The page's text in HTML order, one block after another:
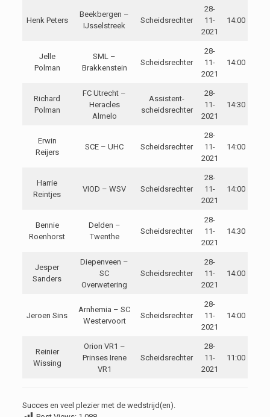
Henk Peters
Beekbergen –
IJsselstreek
Scheidsrechter
28-
11-
2021
14:00
Jelle
Polman
SML –
Brakkenstein
Scheidsrechter
28-
11-
2021
14:00
Richard
Polman
FC Utrecht –
Heracles
Almelo
Assistent-
scheidsrechter
28-
11-
2021
14:30
Erwin
Reijers
SCE – UHC Scheidsrechter
28-
11-
2021
14:00
Harrie
Reintjes
VIOD – WSV Scheidsrechter
28-
11-
2021
14:00
Bennie
Roenhorst
Delden –
Twenthe
Scheidsrechter
28-
11-
2021
14:30
Jesper
Sanders
Diepenveen –
SC
Overwetering
Scheidsrechter
28-
11-
2021
14:00
Jeroen Sins
Arnhemia – SC
Westervoort
Scheidsrechter
28-
11-
2021
14:00
Reinier
Wissing
Orion VR1 –
Prinses Irene
VR1
Scheidsrechter
28-
11-
2021
11:00
Succes en veel plezier met de wedstrijd(en).